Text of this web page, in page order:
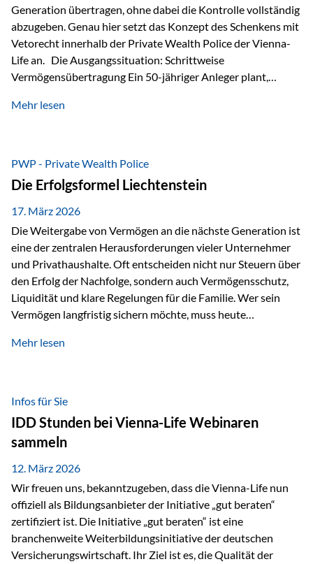
Generation übertragen, ohne dabei die Kontrolle vollständig
abzugeben. Genau hier setzt das Konzept des Schenkens mit
Vetorecht innerhalb der Private Wealth Police der Vienna-
Life an. Die Ausgangssituation: Schrittweise
Vermögensübertragung Ein 50-jähriger Anleger plant,
der steuerliche Freibetrag optimal genutzt werden, sondern
strukturierte, langfristige Vermögensübertragung, ohne die
Kontrolle vollständig aus der Hand zu geben. Die Lösung:
Abschmelzung mit Vetorecht Die Umsetzung erfolgt über die
Private Wealth Police…
Mehr lesen
PWP - Private Wealth Police
Die Erfolgsformel Liechtenstein
17. März 2026
Die Weitergabe von Vermögen an die nächste Generation ist
eine der zentralen Herausforderungen vieler Unternehmer
und Privathaushalte. Oft entscheiden nicht nur Steuern über
den Erfolg der Nachfolge, sondern auch Vermögensschutz,
Liquidität und klare Regelungen für die Familie. Wer sein
Vermögen langfristig sichern möchte, muss heute
„Erfolgsformel Liechtenstein“, herausgegeben und verfasst
Vermögensschutz strategisch miteinander verbindet.
Warum klassische Nachfolgeplanung oft scheitert Viele
Vermögen werden erst im Todesfall übertragen. Das kann zu
Problemen führen: Hohe Erbschaftsteuern Streitigkeiten
zwischen Erben Liquiditätsprobleme bei Immobilien…
Mehr lesen
Infos für Sie
IDD Stunden bei Vienna-Life Webinaren
sammeln
12. März 2026
Wir freuen uns, bekanntzugeben, dass die Vienna-Life nun
offiziell als Bildungsanbieter der Initiative „gut beraten“
zertifiziert ist. Die Initiative „gut beraten“ ist eine
branchenweite Weiterbildungsinitiative der deutschen
Versicherungswirtschaft. Ihr Ziel ist es, die Qualität der